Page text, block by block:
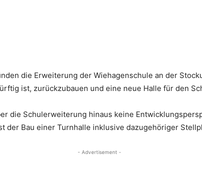
die Erweiterung der Wiehagenschule an der
ist, zurückzubauen und eine neue Halle für den
die Schulerweiterung hinaus keine
Bau einer Turnhalle inklusive dazugehöriger
- Advertisement -